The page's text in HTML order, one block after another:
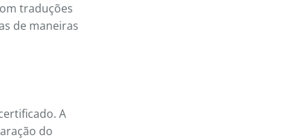
traduções
de maneiras
A
do